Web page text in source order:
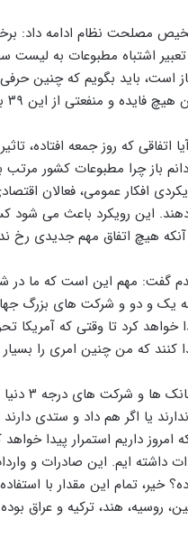
مصلحت نظام ادامه داد:
از این ۳۹ برنامه اقدامی که انجام داده نبرده است.
اتفاقی که روز جمعه افتاده،
باز چرا مطبوعات کشور
افکار عمومی، فعالان
این رویکرد باعث می شود
هیچ اتفاق مهم جدیدی رخ
گفت: مهم این است که ما
یک و دو و شرکت های بزرگ
خواهد کرد تا وقتی که آمریکا
کنند که من چنین امری را
وی
یا اگر هم داد و ستدی
داشته ایم. این صادرات و
خیر، تمام این مقدار با
روسیه، هند، ترکیه و عراق